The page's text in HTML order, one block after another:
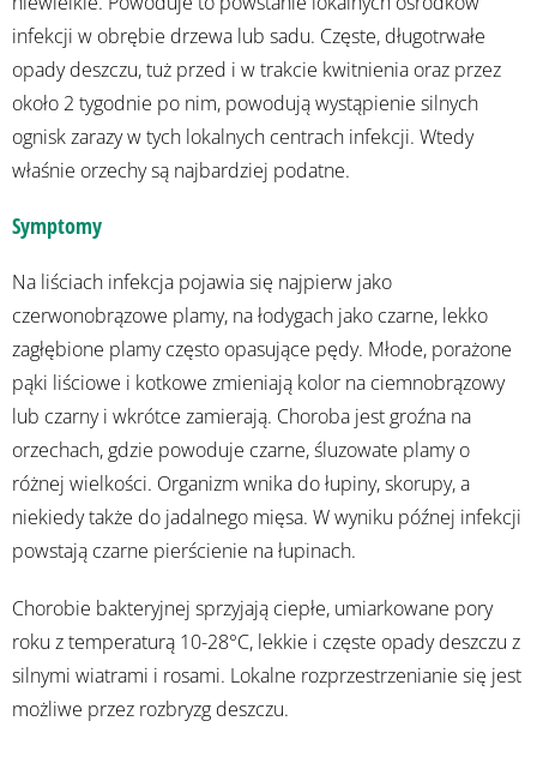
infekcji w obrębie drzewa lub sadu. Częste, długotrwałe
opady deszczu, tuż przed i w trakcie kwitnienia oraz przez
około 2 tygodnie po nim, powodują wystąpienie silnych
ognisk zarazy w tych lokalnych centrach infekcji. Wtedy
właśnie orzechy są najbardziej podatne.
Symptomy
Na liściach infekcja pojawia się najpierw jako
czerwonobrązowe plamy, na łodygach jako czarne, lekko
zagłębione plamy często opasujące pędy. Młode, porażone
pąki liściowe i kotkowe zmieniają kolor na ciemnobrązowy
lub czarny i wkrótce zamierają. Choroba jest groźna na
orzechach, gdzie powoduje czarne, śluzowate plamy o
różnej wielkości. Organizm wnika do łupiny, skorupy, a
niekiedy także do jadalnego mięsa. W wyniku późnej infekcji
powstają czarne pierścienie na łupinach.
Chorobie bakteryjnej sprzyjają ciepłe, umiarkowane pory
roku z temperaturą 10-28°C, lekkie i częste opady deszczu z
silnymi wiatrami i rosami. Lokalne rozprzestrzenianie się jest
możliwe przez rozbryzg deszczu.